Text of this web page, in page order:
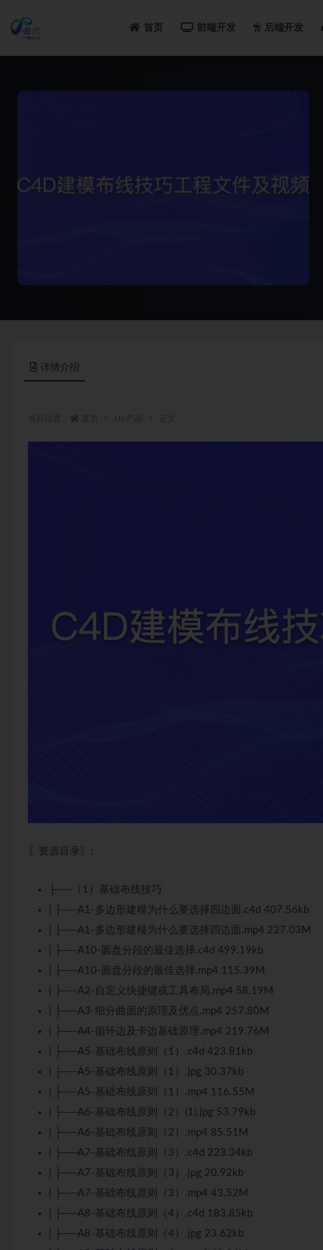
首页 前端开发 后端开发
详情介绍
〖资源目录〗:
├──（1）基础布线技巧
| ├──A1-多边形建模为什么要选择四边面.c4d 407.56kb
| ├──A1-多边形建模为什么要选择四边面.mp4 227.03M
| ├──A10-圆盘分段的最佳选择.c4d 499.19kb
| ├──A10-圆盘分段的最佳选择.mp4 115.39M
| ├──A2-自定义快捷键或工具布局.mp4 58.19M
| ├──A3-细分曲面的原理及优点.mp4 257.80M
| ├──A4-循环边及卡边基础原理.mp4 219.76M
| ├──A5-基础布线原则（1）.c4d 423.81kb
| ├──A5-基础布线原则（1）.jpg 30.37kb
| ├──A5-基础布线原则（1）.mp4 116.55M
| ├──A6-基础布线原则（2）(1).jpg 53.79kb
| ├──A6-基础布线原则（2）.mp4 85.51M
| ├──A7-基础布线原则（3）.c4d 223.34kb
| ├──A7-基础布线原则（3）.jpg 20.92kb
| ├──A7-基础布线原则（3）.mp4 43.52M
| ├──A8-基础布线原则（4）.c4d 183.85kb
| ├──A8-基础布线原则（4）.jpg 23.62kb